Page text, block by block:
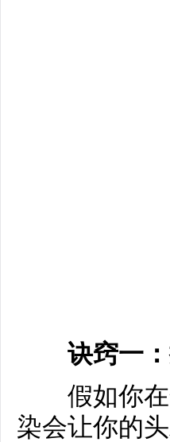
诀窍一
假如你在
染会让你的